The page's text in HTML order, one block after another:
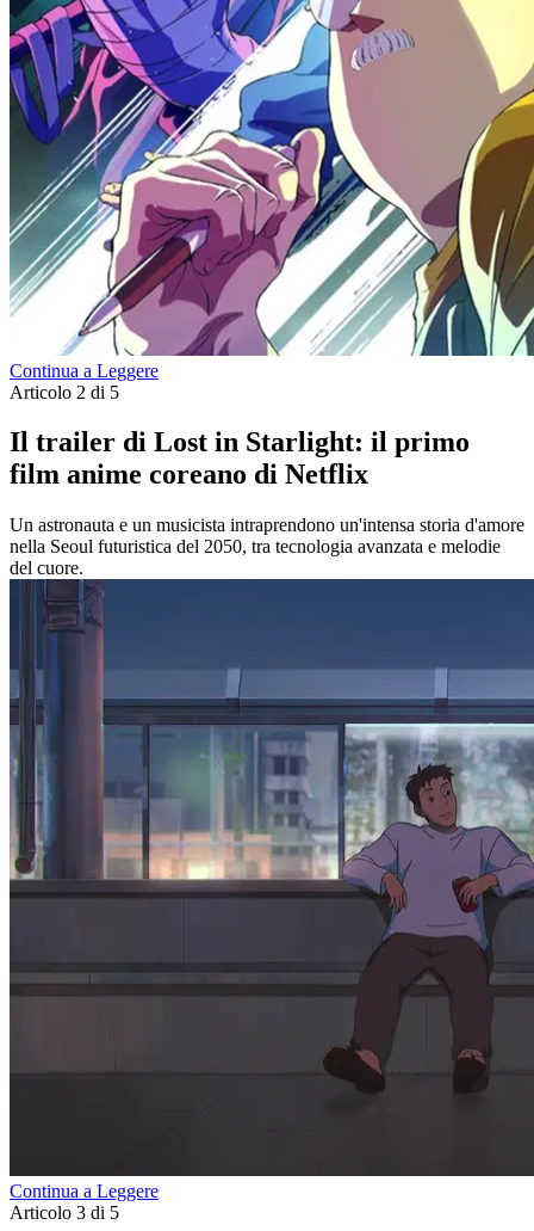
Continua a Leggere
Articolo 2 di 5
Il trailer di Lost in Starlight: il primo
film anime coreano di Netflix
Un astronauta e un musicista intraprendono un'intensa storia d'amore
nella Seoul futuristica del 2050, tra tecnologia avanzata e melodie
del cuore.
Continua a Leggere
Articolo 3 di 5